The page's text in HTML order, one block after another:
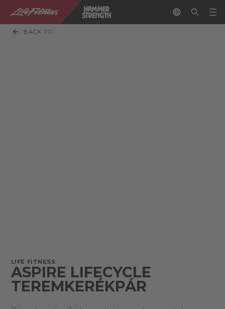
BACK TO
LIFE FITNESS
ASPIRE LIFECYCLE
TEREMKERÉKPÁR